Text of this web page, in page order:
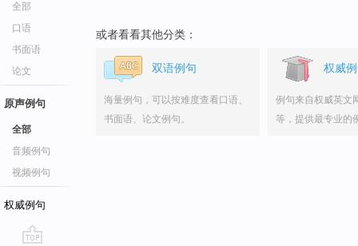
全部
口语
书面语
论文
原声例句
全部
音频例句
视频例句
权威例句
或者看看其他分类：
双语例句
海量例句，可以按难度查看口语、
书面语、论文例句。
权威
例句来自权威英文
等，提供最专业的